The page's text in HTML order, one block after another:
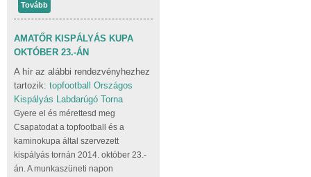
Tovább
AMATŐR KISPÁLYÁS KUPA
OKTÓBER 23.-ÁN
A hír az alábbi rendezvényhezhez
tartozik: topfootball Országos
Kispályás Labdarúgó Torna
Gyere el és mérettesd meg
Csapatodat a topfootball és a
kaminokupa által szervezett
kispályás tornán 2014. október 23.-
án. A munkaszüneti napon